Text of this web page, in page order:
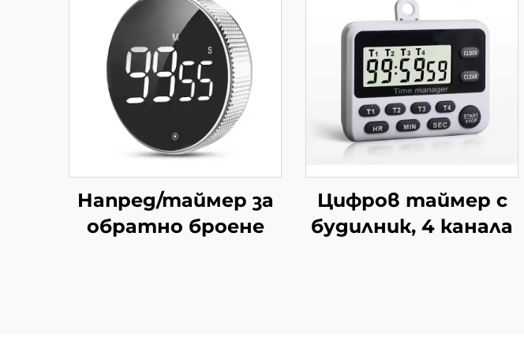
Напред/таймер за
обратно броене
Цифров таймер с
будилник, 4 канала